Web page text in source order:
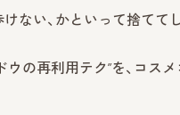
ない、かといって捨てて
の再利用テク”を、コス